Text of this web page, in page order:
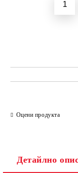
Оцени продукта
Детайлно